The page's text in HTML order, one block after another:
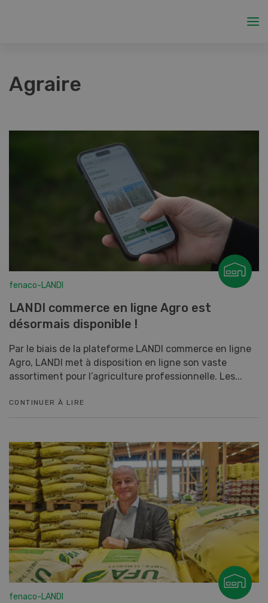
Agraire
fenaco-LANDI
LANDI commerce en ligne Agro est
désormais disponible !
Par le biais de la plateforme LANDI commerce en ligne
Agro, LANDI met à disposition en ligne son vaste
assortiment pour l’agriculture professionnelle. Les...
CONTINUER À LIRE
fenaco-LANDI